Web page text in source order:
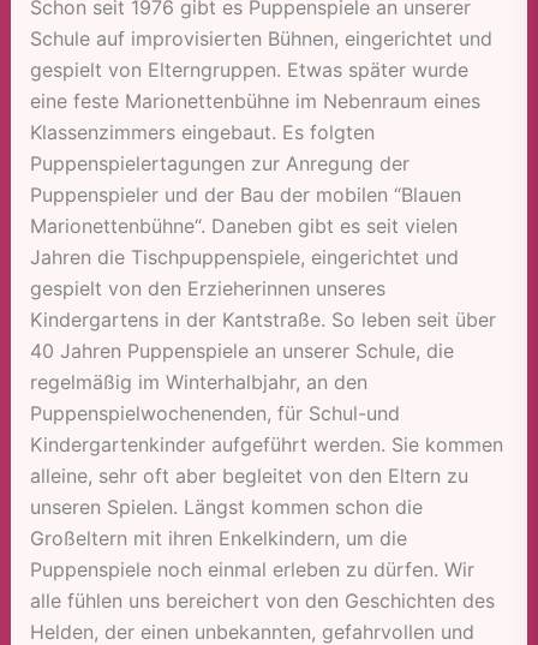
Schon seit 1976 gibt es Puppenspiele an unserer
Schule auf improvisierten Bühnen, eingerichtet und
gespielt von Elterngruppen. Etwas später wurde
eine feste Marionettenbühne im Nebenraum eines
Klassenzimmers eingebaut. Es folgten
Puppenspielertagungen zur Anregung der
Puppenspieler und der Bau der mobilen “Blauen
Marionettenbühne“. Daneben gibt es seit vielen
Jahren die Tischpuppenspiele, eingerichtet und
gespielt von den Erzieherinnen unseres
Kindergartens in der Kantstraße. So leben seit über
40 Jahren Puppenspiele an unserer Schule, die
regelmäßig im Winterhalbjahr, an den
Puppenspielwochenenden, für Schul-und
Kindergartenkinder aufgeführt werden. Sie kommen
alleine, sehr oft aber begleitet von den Eltern zu
unseren Spielen. Längst kommen schon die
Großeltern mit ihren Enkelkindern, um die
Puppenspiele noch einmal erleben zu dürfen. Wir
alle fühlen uns bereichert von den Geschichten des
Helden, der einen unbekannten, gefahrvollen und